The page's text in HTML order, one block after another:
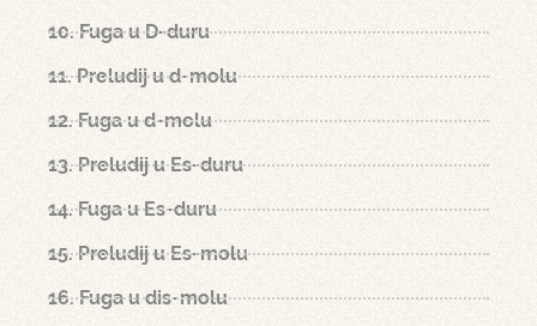
10. Fuga u D-duru
11. Preludij u d-molu
12. Fuga u d-molu
13. Preludij u Es-duru
14. Fuga u Es-duru
15. Preludij u Es-molu
16. Fuga u dis-molu